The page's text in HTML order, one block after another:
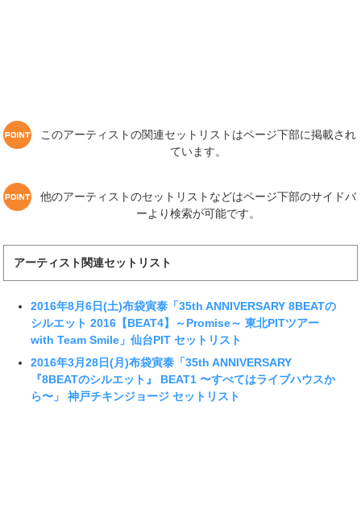
このアーティストの関連セットリストはページ下部に掲載され
ています。
他のアーティストのセットリストなどはページ下部のサイドバ
ーより検索が可能です。
アーティスト関連セットリスト
2016年8月6日(土)布袋寅泰「35th ANNIVERSARY 8BEATの
シルエット 2016【BEAT4】～Promise～ 東北PITツアー
with Team Smile」仙台PIT セットリスト
2016年3月28日(月)布袋寅泰「35th ANNIVERSARY
『8BEATのシルエット』 BEAT1 〜すべてはライブハウスか
ら〜」 神戸チキンジョージ セットリスト